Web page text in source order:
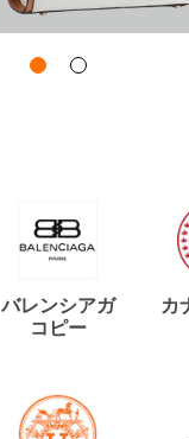
バレンシアガ
コピー
カ